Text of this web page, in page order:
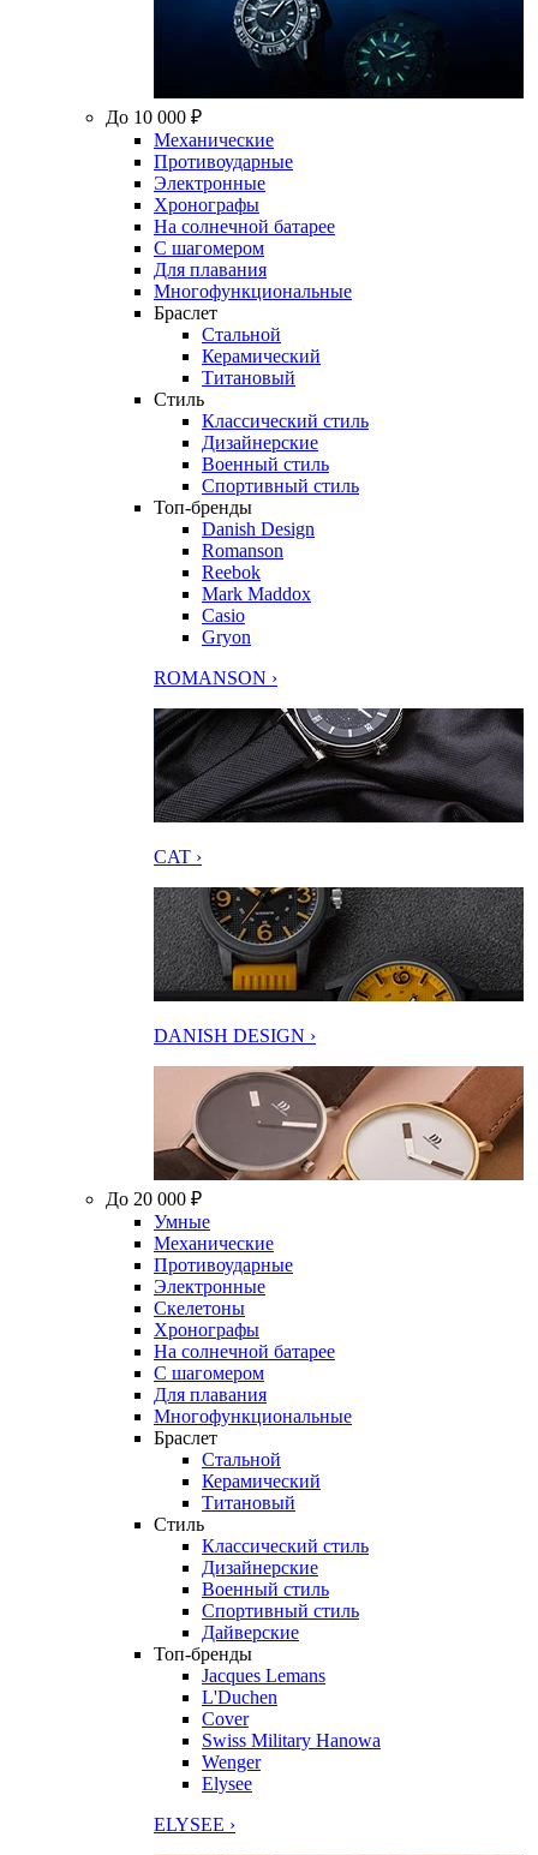
До 10 000 ₽
Механические
Противоударные
Электронные
Хронографы
На солнечной батарее
С шагомером
Для плавания
Многофункциональные
Браслет
Стальной
Керамический
Титановый
Стиль
Классический стиль
Дизайнерские
Военный стиль
Спортивный стиль
Топ-бренды
Danish Design
Romanson
Reebok
Mark Maddox
Casio
Gryon
ROMANSON ›
CAT ›
DANISH DESIGN ›
До 20 000 ₽
Умные
Механические
Противоударные
Электронные
Скелетоны
Хронографы
На солнечной батарее
С шагомером
Для плавания
Многофункциональные
Браслет
Стальной
Керамический
Титановый
Стиль
Классический стиль
Дизайнерские
Военный стиль
Спортивный стиль
Дайверские
Топ-бренды
Jacques Lemans
L'Duchen
Cover
Swiss Military Hanowa
Wenger
Elysee
ELYSEE ›